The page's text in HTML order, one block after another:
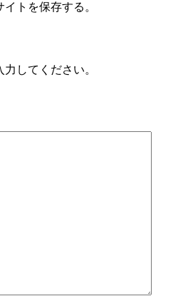
トを保存する。
力してください。